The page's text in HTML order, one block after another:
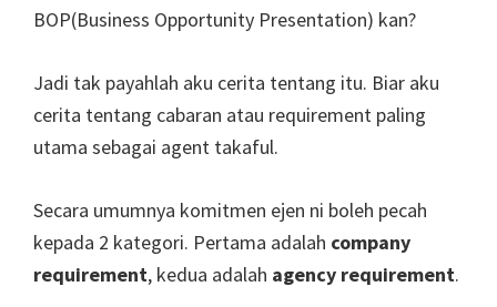
BOP(Business Opportunity Presentation) kan?
Jadi tak payahlah aku cerita tentang itu. Biar aku
cerita tentang cabaran atau requirement paling
utama sebagai agent takaful.
Secara umumnya komitmen ejen ni boleh pecah
kepada 2 kategori. Pertama adalah company
requirement, kedua adalah agency requirement.